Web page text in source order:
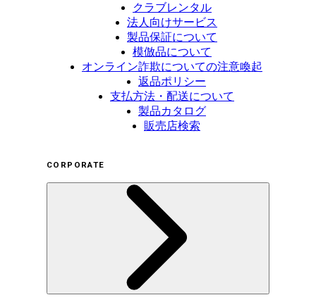
クラブレンタル
法人向けサービス
製品保証について
模倣品について
オンライン詐欺についての注意喚起
返品ポリシー
支払方法・配送について
製品カタログ
販売店検索
CORPORATE